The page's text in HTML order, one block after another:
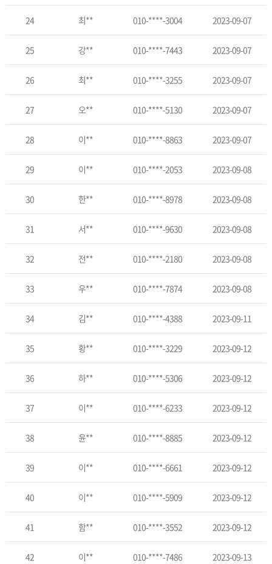
24 최** 010-****-3004 2023-09-07
25 강** 010-****-7443 2023-09-07
26 최** 010-****-3255 2023-09-07
27 오** 010-****-5130 2023-09-07
28 이** 010-****-8863 2023-09-07
29 이** 010-****-2053 2023-09-08
30 한** 010-****-8978 2023-09-08
31 서** 010-****-9630 2023-09-08
32 전** 010-****-2180 2023-09-08
33 우** 010-****-7874 2023-09-08
34 김** 010-****-4388 2023-09-11
35 황** 010-****-3229 2023-09-12
36 하** 010-****-5306 2023-09-12
37 이** 010-****-6233 2023-09-12
38 윤** 010-****-8885 2023-09-12
39 이** 010-****-6661 2023-09-12
40 이** 010-****-5909 2023-09-12
41 함** 010-****-3552 2023-09-12
42 이** 010-****-7486 2023-09-13